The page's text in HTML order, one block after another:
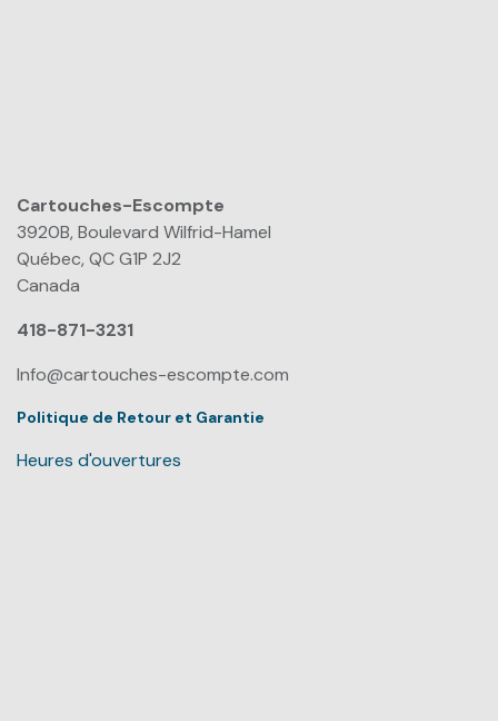
Cartouches-Escompte
3920B, Boulevard Wilfrid-Hamel
Québec, QC G1P 2J2
Canada
418-871-3231
Info@cartouches-escompte.com
Politique de Retour et Garantie
Heures d'ouvertures